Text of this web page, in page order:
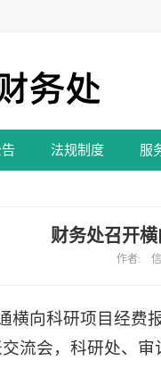
法规制度 服
财务处召开
作者: 信
横向科研项目经费
流会，科研处、审